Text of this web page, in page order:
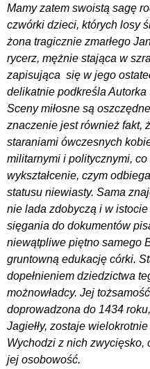
Mamy zatem swoistą sagę
czwórki dzieci, których losy
żona tragicznie zmarłego
rycerz, mężnie stająca w
zapisująca się w jego
delikatnie podkreśla
Sceny miłosne są
znaczenie jest również fakt,
staraniami ówczesnych
militarnymi i politycznymi,
wykształcenie, czym
statusu niewiasty. Sama
nie lada zdobyczą i w
sięgania do dokumentów
niewątpliwe piętno samego
gruntowną edukację córki.
dopełnieniem dziedzictwa
możnowładcy. Jej
doprowadzona do 1434
Jagiełły, zostaje
Wychodzi z nich zwycięsko,
jej osobowość.